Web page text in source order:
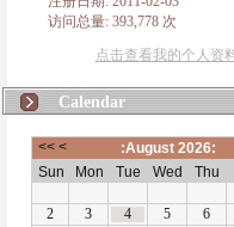
访问总量: 393,778 次
点击查看我的个人资
Calendar